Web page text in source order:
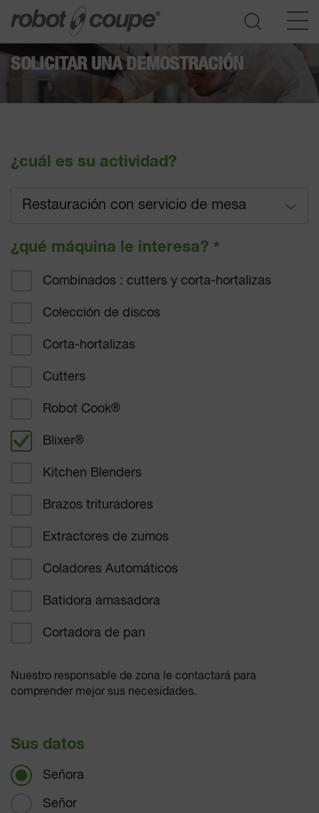
SOLICITAR UNA DEMOSTRACIÓN
¿cuál es su actividad?
Restauración con servicio de mesa
Restauración con servicio de mesa
Restauración rápida
Restauración hotelera
Restauración para empresas
Restauración escolar
Panaderos y pasteleros
Otros
¿qué máquina le interesa? *
Combinados : cutters y corta-hortalizas
Colección de discos
Corta-hortalizas
Cutters
Robot Cook®
Blixer®
Kitchen Blenders
Brazos trituradores
Extractores de zumos
Coladores Automáticos
Batidora amasadora
Cortadora de pan
Nuestro responsable de zona le contactará para
comprender mejor sus necesidades.
Sus datos
Señora
Señor
Acceder a la guía de selección